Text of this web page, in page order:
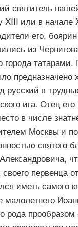
святитель
XIII или в начале
его,
из
города
предназначено
русский в
ига. Отец
в числе
Москвы и
святого
первенца
иметь самого
малолетнего
рода